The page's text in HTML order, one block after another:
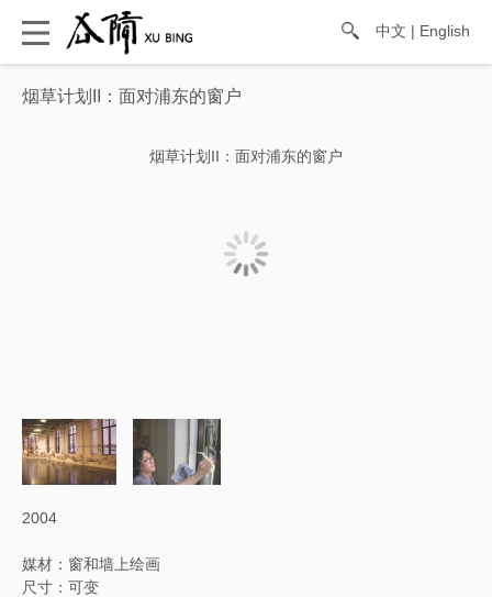
中文 | English
烟草计划II：面对浦东的窗户
烟草计划II：面对浦东的窗户
2004
媒材：窗和墙上绘画
尺寸：可变